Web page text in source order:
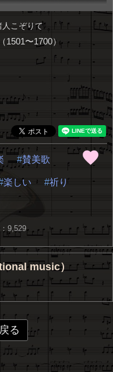
こぞりて
1501〜1700）
賛美歌
楽しい 祈り
9,529
music）
る